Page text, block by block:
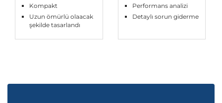
Kompakt
Uzun ömürlü olaacak
şekilde tasarlandı
Performans analizi
Detaylı sorun giderme